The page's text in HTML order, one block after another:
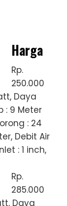
Harga
Rp.
250.000
Daya
: 9 Meter
: 24
Debit Air
: 1 inch,
Rp.
285.000
Daya